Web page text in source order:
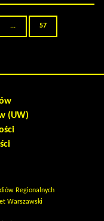
... 57
(UW)
Regionalnych
Warszawski